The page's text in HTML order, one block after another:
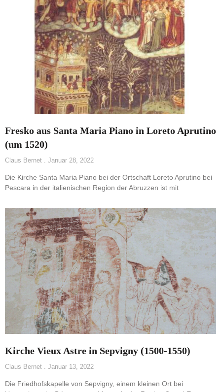
Fresko aus Santa Maria Piano in Loreto Aprutino
(um 1520)
Claus Bernet Januar 28, 2022
Die Kirche Santa Maria Piano bei der Ortschaft Loreto Aprutino bei
Pescara in der italienischen Region der Abruzzen ist mit
Kirche Vieux Astre in Sepvigny (1500-1550)
Claus Bernet Januar 13, 2022
Die Friedhofskapelle von Sepvigny, einem kleinen Ort bei